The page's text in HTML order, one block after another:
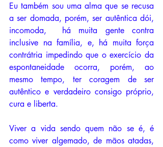
Eu também sou uma alma que se recusa
a ser domada, porém, ser autêntica dói,
incomoda,  há muita gente contra
inclusive na família, e, há muita força
contrátria impedindo que o exercício da
espontaneidade ocorra, porém, ao
mesmo tempo, ter coragem de ser
autêntico e verdadeiro consigo próprio,
cura e liberta.
Viver a vida sendo quem não se é, é
como viver algemado, de mãos atadas,